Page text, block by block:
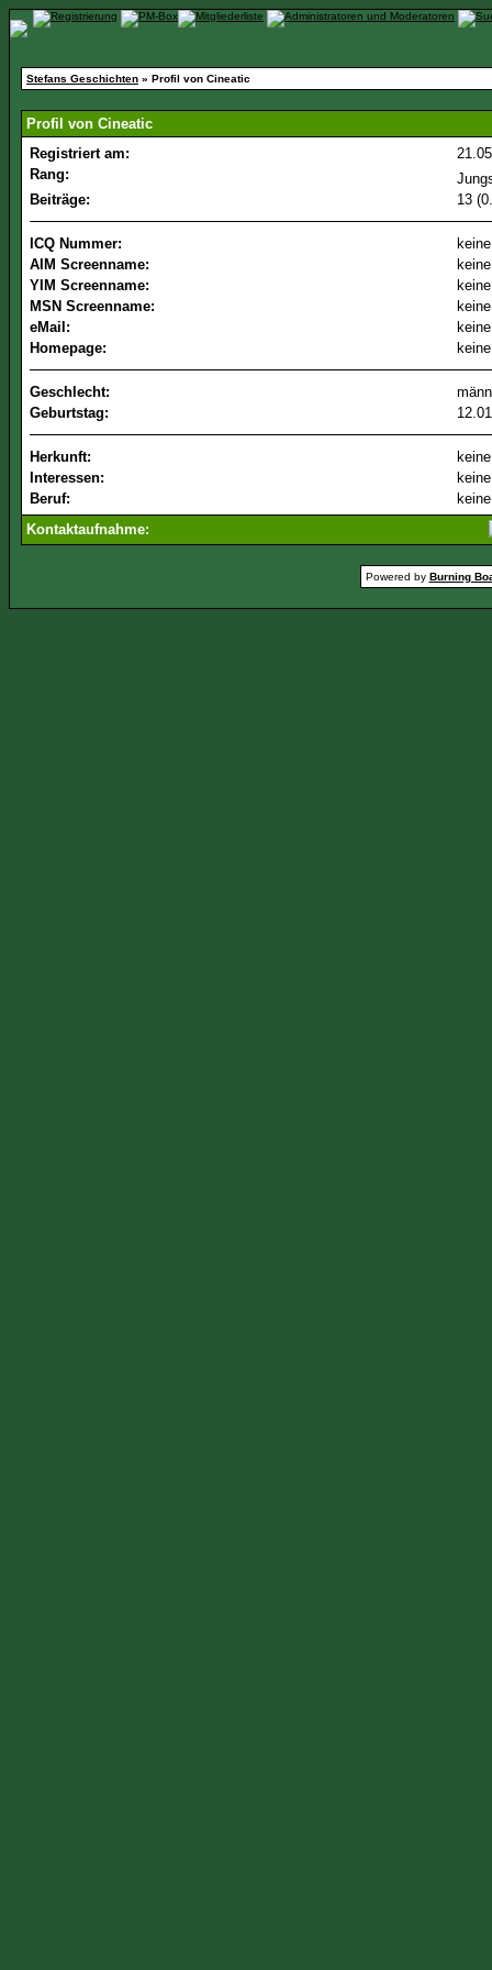
Stefans Geschichten » Profil von Cineatic
Profil von Cineatic
Registriert am:
Rang:
Beiträge:
13
ICQ Nummer:
AIM Screenname:
YIM Screenname:
MSN Screenname:
eMail:
Homepage:
Geschlecht:
Geburtstag:
Herkunft:
Interessen:
Beruf:
Kontaktaufnahme:
Powered by Burning